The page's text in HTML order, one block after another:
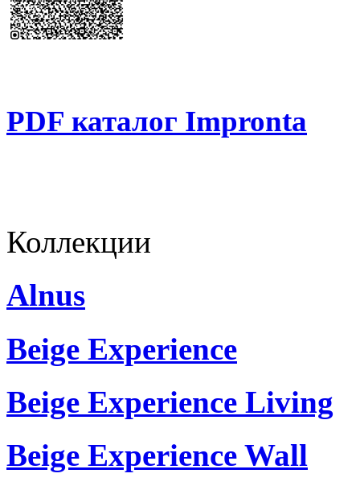
PDF каталог Impronta
Коллекции
Alnus
Beige Experience
Beige Experience Living
Beige Experience Wall